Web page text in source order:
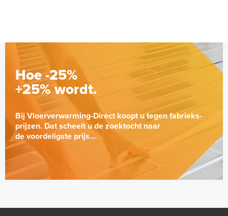
Hoe -25%
+25% wordt.
Bij Vloerverwarming-Direct koopt u tegen fabrieks-
prijzen. Dat scheelt u de zoektocht naar
de voordeligste prijs...